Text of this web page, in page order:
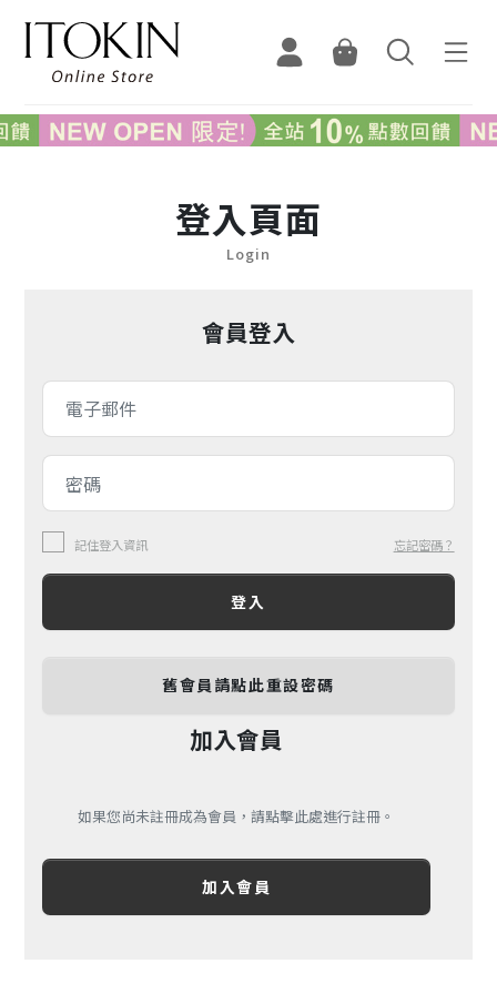
登入頁面
Login
會員登入
記住登入資訊 忘記密碼？
登入
舊會員請點此重設密碼
加入會員
如果您尚未註冊成為會員，請點擊此處進行註冊。
加入會員